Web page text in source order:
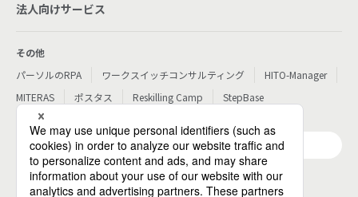
法人向けサービス
その他
パーソルのRPA
ワークスイッチコンサルティング
HITO-Manager
MITERAS
ポスタス Reskilling Camp StepBase
サービス一覧